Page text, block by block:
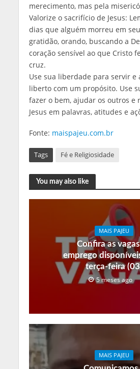
merecimento, mas pela
Valorize o sacrifício de Jesus:
dias que alguém morreu em
gratidão, orando, buscando a
coração sensível ao que Cristo
cruz.
Use sua liberdade para servir e
liberto com um propósito. Use
fazer o bem, ajudar os outros e
Jesus em palavras, atitudes e
Fonte: maispajeu.com.br
Tags Fé e Religiosidade
You may also like
MAIS PAJEU
Confira as
emprego
terça-feira
5 meses ago
MAIS PAJEU